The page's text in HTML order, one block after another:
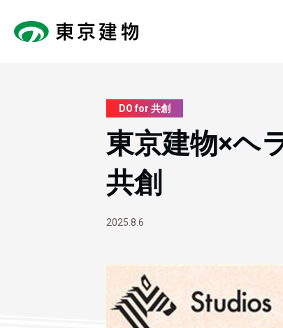
DO for 共創
東京建物×ヘ
共創
2025.8.6